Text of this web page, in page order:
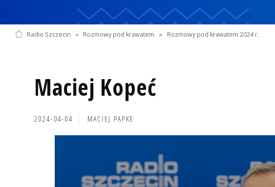
Radio Szczecin » Rozmowy pod krawatem » Rozmowy pod krawatem 2024 r.
Maciej Kopeć
2024-04-04 MACIEJ PAPKE